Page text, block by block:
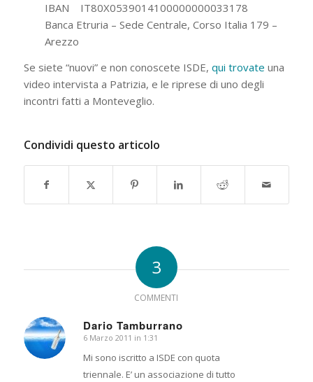
IBAN IT80X0539014100000000033178
Banca Etruria – Sede Centrale, Corso Italia 179 –
Arezzo
Se siete “nuovi” e non conoscete ISDE, qui trovate una
video intervista a Patrizia, e le riprese di uno degli
incontri fatti a Monteveglio.
Condividi questo articolo
3
COMMENTI
Dario Tamburrano
dice:
6 Marzo 2011 in 1:31
Mi sono iscritto a ISDE con quota
triennale. E’ un associazione di tutto